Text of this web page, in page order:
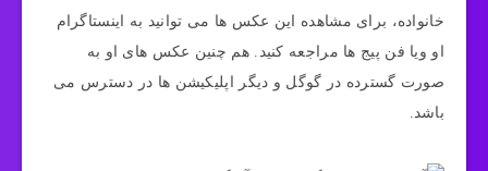
خانواده، برای مشاهده این عکس ها می توانید به اینستاگرام
او ویا فن پیج ها مراجعه کنید. هم چنین عکس های او به
صورت گسترده در گوگل و دیگر اپلیکیشن ها در دسترس می
باشد.